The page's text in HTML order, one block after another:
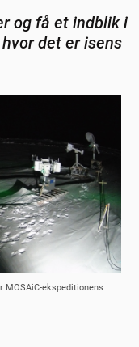
og få et indblik i
det er isens
MOSAiC-ekspeditionens